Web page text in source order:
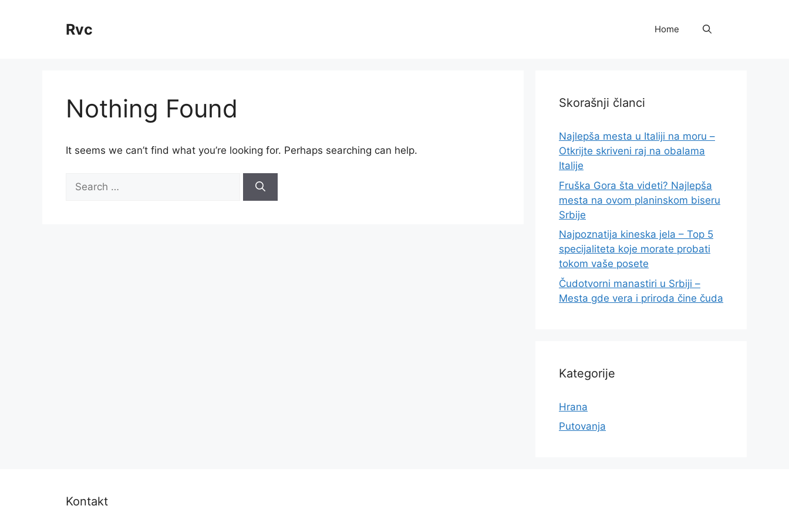
Rvc Home
Nothing Found
It seems we can’t find what you’re looking for. Perhaps searching can help.
for:
Skorašnji članci
Najlepša mesta u Italiji na moru –
Otkrijte skriveni raj na obalama
Italije
Fruška Gora šta videti? Najlepša
mesta na ovom planinskom biseru
Srbije
Najpoznatija kineska jela – Top 5
specijaliteta koje morate probati
tokom vaše posete
Čudotvorni manastiri u Srbiji –
Mesta gde vera i priroda čine čuda
Kategorije
Hrana
Putovanja
Kontakt